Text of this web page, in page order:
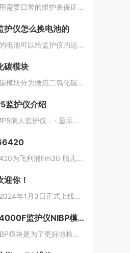
监护仪的使用需要日常的维护来保证正常运行，今天我们就以理邦IM系列监护仪来讲解一下理邦监护仪维护密码。 网络安全 如需更多安全操作，请选择菜单 > 用户维护并输入用户...
护仪怎么换电池的
理邦监护仪的电池可以给监护仪的运行带来强大的电力支持，所以监护仪电池在整个机器当中发挥着重要的角色。今天我们以理邦IM系列监护仪来进行讲解。在监控状态或通讯状态下，当电池电量不足或电量耗尽时，电池状态指示灯会显示并闪烁。这时候需要更换电池。...
碳模块
迈瑞二氧化碳模块分为微流二氧化碳模块，测流二氧化碳模块还有主流二氧化碳模块，今天我们着重来讲测流二氧化碳模块。进行侧流二氧化碳测量将集水杯连接至患者监护仪，然后如下所示连接 CO2 组件。2. CO2模块需要时间预热才能达到工作温度。 预热...
监护仪介绍
IntelliVue MP5病人监护仪：- 显示实时数据- 患者或设备出现问题时发出警报- 提供有限的数据存储和检索（趋势）- 与飞利浦临床网络和其他设备（非 MP5T）的接口该监测仪可以配置各种不同的测量和接口功能。一、IntelliVu...
M2703-66420为飞利浦Fm30 胎儿监护仪Sp02 和 NIBP 连接器 。Avalon FM30 胎儿/母体监护仪为外部和内部胎儿监护应用以及可选的无创母体生命体征提供了解决方案。Avalon FM30 具有 Avalon FM2...
迎你！
医械人网于2024年1月3日正式上线，欢迎你访问医械人门户网站！这里有各种医疗器械行业的新闻、资讯、知识、干货。客服微信：18879071075...
飞利浦UT4000F监护仪NIBP模块拆解步骤
监护仪的NIBP模块是为了更好地检测病人的血压等一系列参数，方便医生更好的操作和监测病人状况，今天我们就以飞利浦UT4000F监护仪为例来介绍一下NIBP模块的拆解。NIBP模块安装在主机背面，拆解步骤如下：1. 拆卸显示器。 2...